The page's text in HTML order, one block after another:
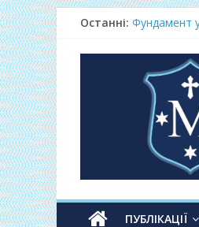
Останні: Фундамент
Фундамент
Lectio
Нове життя
ПУБЛІКАЦІЇ